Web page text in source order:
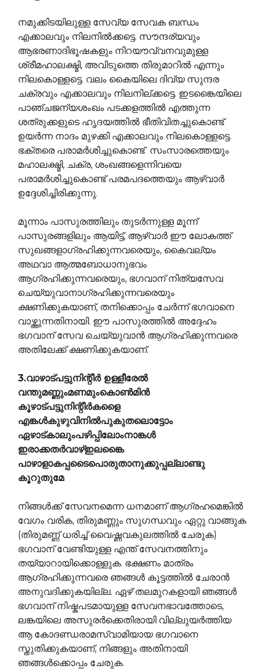
നമുക്കിടയിലുള്ള സേവ്യ സേവക ബന്ധം
എക്കാലവും നിലനില്‍ക്കട്ടെ. സൗന്ദര്യവും
ആഭരണാദിഭൂഷകളും നിറയൗവ്വനവുമുള്ള
ശ്രീമഹാലക്ഷ്മി, അവിടുത്തെ തിരുമാറില്‍ എന്നും
നിലകൊള്ളട്ടെ. വലം കൈയിലെ ദിവ്യ സുന്ദര
ചക്രവും എക്കാലവും നിലനില്ക്കട്ടെ. ഇടങ്കൈയിലെ
പാഞ്ചജന്യശംഖം പടക്കളത്തില്‍ എത്തുന്ന
ശത്രുക്കളുടെ ഹൃദയത്തില്‍ ഭീതിവിതച്ചുകൊണ്ട്
ഉയര്‍ന്ന നാദം മുഴക്കി എക്കാലവും നിലകൊള്ളട്ടെ.
ഭക്തരെ പരാമര്‍ശിച്ചുകൊണ്ട് ‍ സംസാരത്തെയും
മഹാലക്ഷ്മി, ചക്ര, ശംഖങ്ങളെന്നിവയെ
പരാമര്‍ശിച്ചുകൊണ്ട് പരമപദത്തെയും ആഴ്വാര്‍
ഉദ്ദേശിച്ചിരിക്കുന്നു.
മൂന്നാം പാസുരത്തിലും തുടര്‍ന്നുള്ള മൂന്ന്
പാസുരങ്ങളിലും ആയിട്ട്,‍ ആഴ്വാര്‍ ഈ ലോകത്ത്
സുഖങ്ങളാഗ്രഹിക്കുന്നവരെയും, കൈവല്യം
അഥവാ ആത്മബോധാനുഭവം
ആഗ്രഹിക്കുന്നവരെയും, ഭഗവാന് നിത്യസേവ
ചെയ്യുവാനാഗ്രഹിക്കുന്നവരെയും
ക്ഷണിക്കുകയാണ്, തനിക്കൊപ്പം ചേര്‍ന്ന് ഭഗവാനെ
വാഴ്ത്തുന്നതിനായി. ഈ പാസുരത്തില്‍ അദ്ദേഹം
ഭഗവാന് സേവ ചെയ്യുവാന്‍ ആഗ്രഹിക്കുന്നവരെ
അതിലേക്ക് ക്ഷണിക്കുകയാണ്.
3.വാഴാട്പട്ടുനിന്റീര്‍ ഉള്ളീരേല്‍
വന്തുമണ്ണുംമണമുംകൊണ്‍മിന്‍
കൂഴാട്പട്ടുനിന്റീര്‍കളൈ
എങ്കള്‍കുഴുവിനില്‍പുകുതലൊട്ടോം
ഏഴാട്കാലുംപഴിപ്പിലോംനാങ്കള്‍
ഇരാക്കതര്‍വാഴ്ഇലങ്കൈ
പാഴാളാകപ്പടൈപൊരുതാനുക്കുപ്പല്ലാണ്ടു
കൂറുതുമേ
നിങ്ങള്‍ക്ക് സേവനമെന്ന ധനമാണ് ആഗ്രഹമെങ്കില്‍
വേഗം വരിക, തിരുമണ്ണും സുഗന്ധവും ഏറ്റു വാങ്ങുക
(തിരുമണ്ണ് ധരിച്ച് വൈഷ്ണവകുലത്തില്‍ ചേരുക)
ഭഗവാന് വേണ്ടിയുള്ള എന്ത് സേവനത്തിനും
തയ്യാറായിക്കൊള്ളുക. ഭക്ഷണം മാത്രം
ആഗ്രഹിക്കുന്നവരെ ഞങ്ങള്‍ കൂട്ടത്തില്‍ ചേരാന്‍
അനുവദിക്കുകയില്ല. ഏഴ് തലമുറകളായി ഞങ്ങള്‍
ഭഗവാന് നിഷ്കപടമായുള്ള സേവനഭാവത്തോടെ,
ലങ്കയിലെ അസുരര്‍ക്കെതിരായി വില്ലുയര്‍ത്തിയ
ആ കോദണ്ഡരാമസ്വാമിയായ ഭഗവാനെ
സ്തുതിക്കുകയാണ്, നിങ്ങളും അതിനായി
ഞങ്ങള്‍ക്കൊപ്പം ചേരുക.